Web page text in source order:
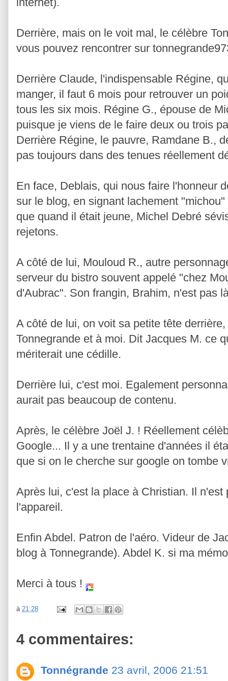
Derrière, mais on le voit mal, le célèbre
vous pouvez rencontrer sur
Derrière Claude, l'indispensable Régine,
manger, il faut 6 mois pour retrouver un
tous les six mois. Régine G., épouse de
puisque je viens de le faire deux ou trois
Derrière Régine, le pauvre, Ramdane B.,
pas toujours dans des tenues réellement
En face, Deblais, qui nous faire l'honneur
sur le blog, en signant lachement
que quand il était jeune, Michel Debré
rejetons.
A côté de lui, Mouloud R., autre
serveur du bistro souvent appelé "chez
d'Aubrac". Son frangin, Brahim, n'est pas
A côté de lui, on voit sa petite tête
Tonnegrande et à moi. Dit Jacques M. ce
mériterait une cédille.
Derrière lui, c'est moi. Egalement
aurait pas beaucoup de contenu.
Après, le célèbre Joël J. ! Réellement
Google... Il y a une trentaine d'années il
que si on le cherche sur google on tombe
Après lui, c'est la place à Christian. Il
l'appareil.
Enfin Abdel. Patron de l'aéro. Videur de
blog à Tonnegrande). Abdel K. si ma
Merci à tous !
à 21:28
4 commentaires:
Tonnégrande 23 avril, 2006 21:51